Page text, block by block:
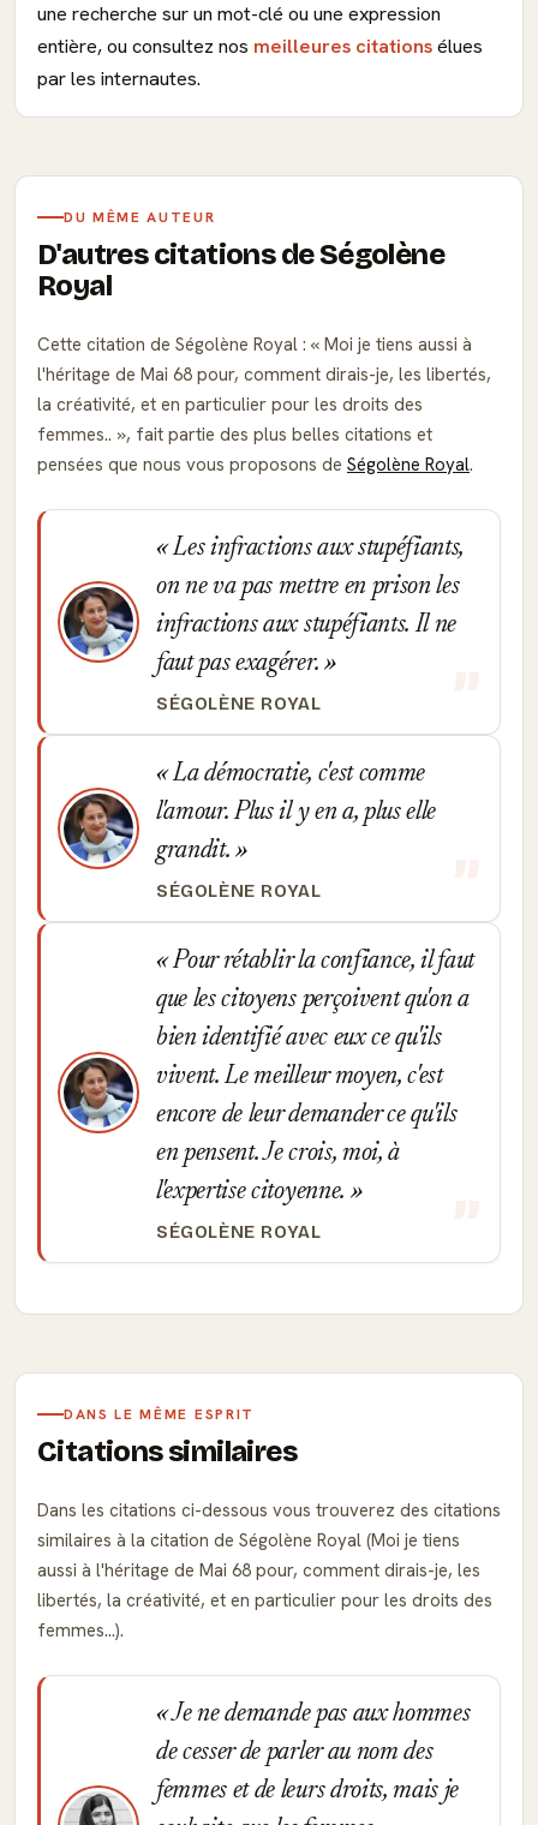
une recherche sur un mot-clé ou une expression
entière, ou consultez nos meilleures citationsélues
par les internautes.
DU MÊME AUTEUR
D'autres citations de Ségolène
Royal
Cette citation de Ségolène Royal :
Moi je tiens aussi à
l'héritage de Mai 68 pour, comment dirais-je, les libertés,
la créativité, et en particulier pour les droits des
femmes..
, fait partie des plus belles citations et
pensées que nous vous proposons de Ségolène Royal.
Les infractions aux stupéfiants,
on ne va pas mettre en prison les
infractions aux stupéfiants. Il ne
faut pas exagérer.
SÉGOLÈNE ROYAL
La démocratie, c'est comme
l'amour. Plus il y en a, plus elle
grandit.
SÉGOLÈNE ROYAL
Pour rétablir la confiance, il faut
que les citoyens perçoivent qu'on a
bien identifié avec eux ce qu'ils
vivent. Le meilleur moyen, c'est
encore de leur demander ce qu'ils
en pensent. Je crois, moi, à
l'expertise citoyenne.
SÉGOLÈNE ROYAL
DANS LE MÊME ESPRIT
Citations similaires
Dans les citations ci-dessous vous trouverez des citations
similaires à la citation de Ségolène Royal (Moi je tiens
aussi à l'héritage de Mai 68 pour, comment dirais-je, les
libertés, la créativité, et en particulier pour les droits des
femmes...).
Je ne demande pas aux hommes
de cesser de parler au nom des
femmes et de leurs droits, mais je